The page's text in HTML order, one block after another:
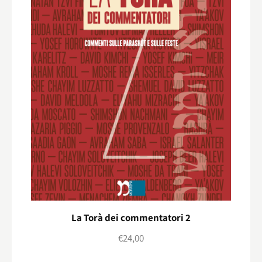
La Torà dei commentatori 2
€24,00